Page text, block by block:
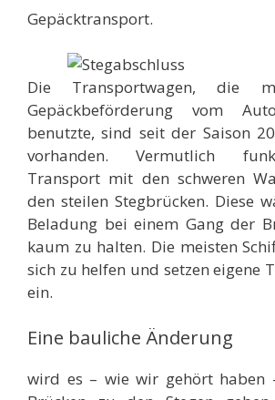
Gepäcktransport.
Die Transportwagen, die
Gepäckbeförderung vom
benutzte, sind seit der Saison
vorhanden. Vermutlich
Transport mit den schweren
den steilen Stegbrücken. Diese
Beladung bei einem Gang der
kaum zu halten. Die meisten
sich zu helfen und setzen eigene
ein.
Eine bauliche Änderung
wird es – wie wir gehört haben